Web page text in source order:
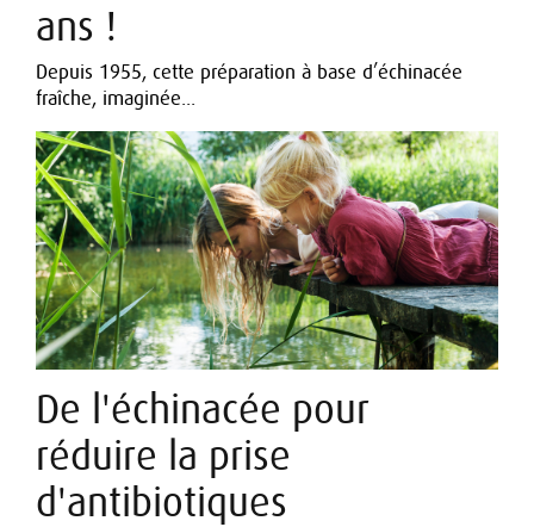
ans !
Depuis 1955, cette préparation à base d’échinacée
fraîche, imaginée...
De l'échinacée pour
réduire la prise
d'antibiotiques